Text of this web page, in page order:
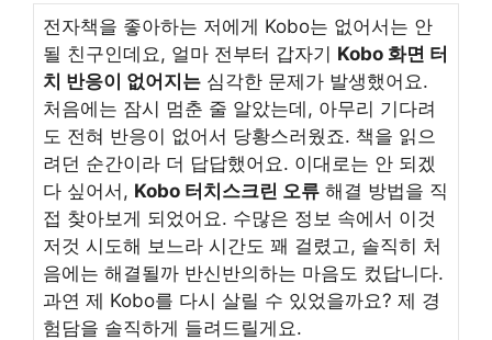
전자책을 좋아하는 저에게 Kobo는 없어서는 안
될 친구인데요, 얼마 전부터 갑자기 Kobo 화면 터
치 반응이 없어지는 심각한 문제가 발생했어요.
처음에는 잠시 멈춘 줄 알았는데, 아무리 기다려
도 전혀 반응이 없어서 당황스러웠죠. 책을 읽으
려던 순간이라 더 답답했어요. 이대로는 안 되겠
다 싶어서, Kobo 터치스크린 오류 해결 방법을 직
접 찾아보게 되었어요. 수많은 정보 속에서 이것
저것 시도해 보느라 시간도 꽤 걸렸고, 솔직히 처
음에는 해결될까 반신반의하는 마음도 컸답니다.
과연 제 Kobo를 다시 살릴 수 있었을까요? 제 경
험담을 솔직하게 들려드릴게요.